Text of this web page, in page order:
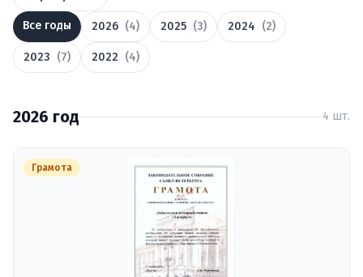
Все годы 2026 (4) 2025 (3) 2024 (2)
2023 (7) 2022 (4)
2026 год 4 шт.
Грамота